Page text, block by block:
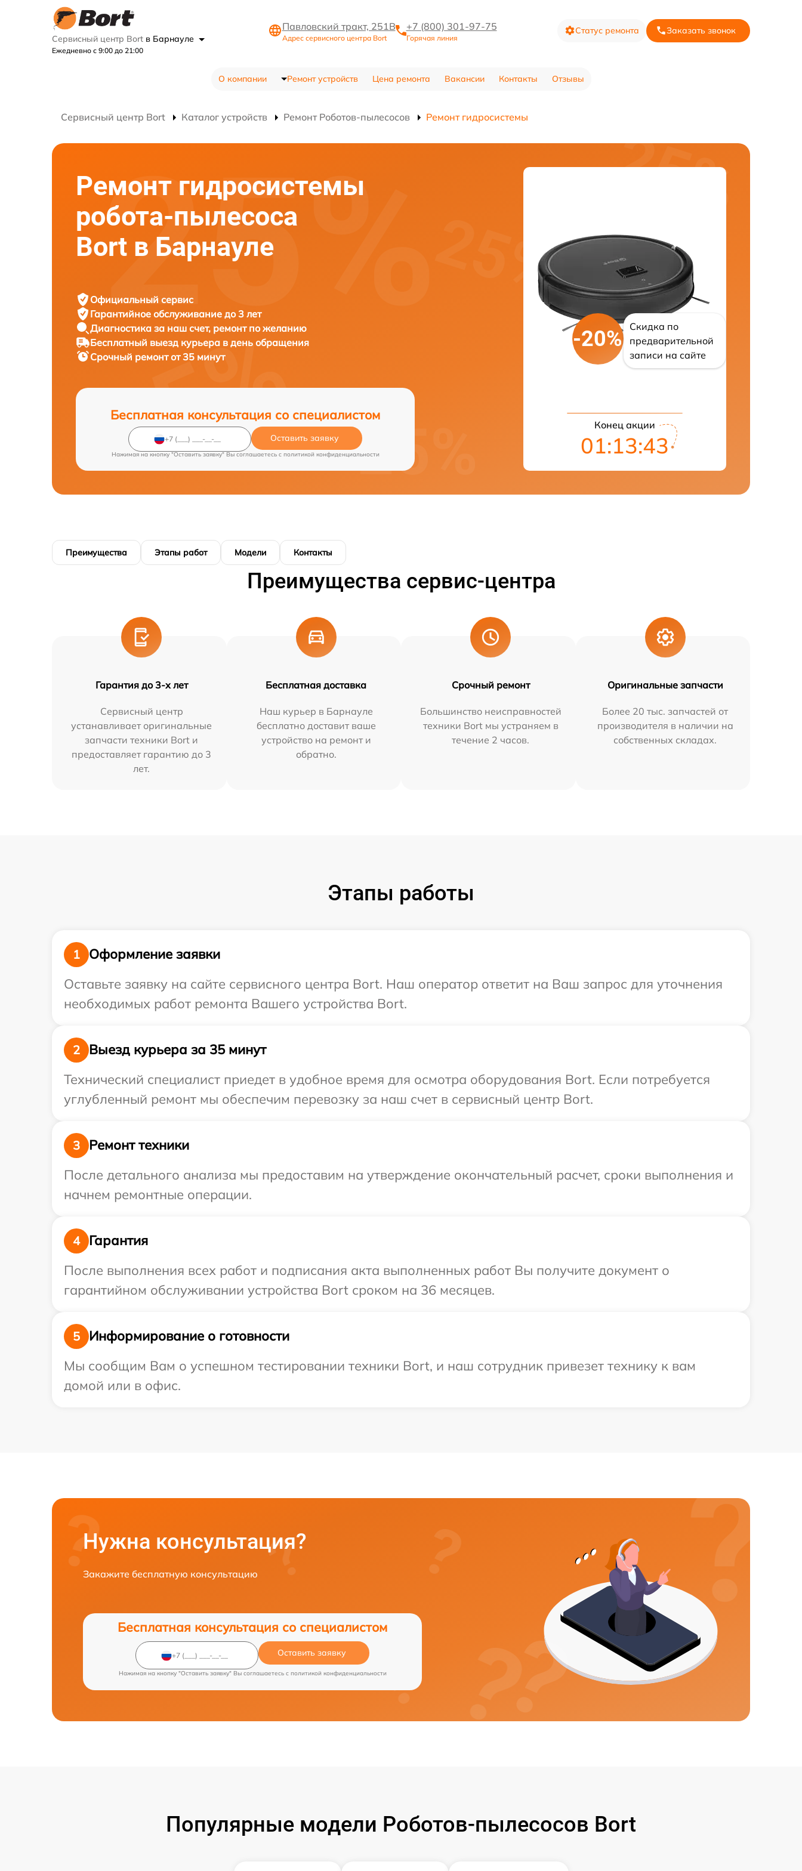
Сервисный центр Bort в Барнауле
Ежедневно с 9:00 до 21:00
Павловский тракт, 251В
Адрес сервисного центра Bort
+7 (800) 301-97-75
Горячая линия
Статус ремонта Заказать звонок
О компании Ремонт устройств Цена ремонта Вакансии Контакты Отзывы
Сервисный центр Bort Каталог устройств Ремонт Роботов-пылесосов Ремонт гидросистемы
Ремонт гидросистемы
робота-пылесоса
Bort в Барнауле
Официальный сервис
Гарантийное обслуживание до 3 лет
Диагностика за наш счет, ремонт по желанию
Бесплатный выезд курьера в день обращения
Срочный ремонтот 35 минут
Бесплатная консультация со специалистом
Оставить заявку
Нажимая на кнопку "Оставить заявку" Вы соглашаетесь c политикой конфиденциальности
-20%
Скидка по
предварительной
записи на сайте
Конец акции
01:13:42
Преимущества Этапы работ Модели Контакты
Преимущества сервис-центра
Гарантия до 3-х лет
Сервисный центр
устанавливает оригинальные
запчасти техники Bort и
предоставляет гарантию до 3
лет.
Бесплатная доставка
Наш курьер в Барнауле
бесплатно доставит ваше
устройство на ремонт и
обратно.
Срочный ремонт
Большинство неисправностей
техники Bort мы устраняем в
течение 2 часов.
Оригинальные запчасти
Более 20 тыс. запчастей от
производителя в наличии на
собственных складах.
Этапы работы
1
Оформление заявки
Оставьте заявку на сайте сервисного центра Bort. Наш оператор ответит на Ваш запрос для уточнения
необходимых работ ремонта Вашего устройства Bort.
2
Выезд курьера за 35 минут
Технический специалист приедет в удобное время для осмотра оборудования Bort. Если потребуется
углубленный ремонт мы обеспечим перевозку за наш счет в сервисный центр Bort.
3
Ремонт техники
После детального анализа мы предоставим на утверждение окончательный расчет, сроки выполнения и
начнем ремонтные операции.
4
Гарантия
После выполнения всех работ и подписания акта выполненных работ Вы получите документ о
гарантийном обслуживании устройства Bort сроком на 36 месяцев.
5
Информирование о готовности
Мы сообщим Вам о успешном тестировании техники Bort, и наш сотрудник привезет технику к вам
домой или в офис.
Нужна консультация?
Закажите бесплатную консультацию
Бесплатная консультация со специалистом
Оставить заявку
Нажимая на кнопку "Оставить заявку" Вы соглашаетесь c политикой конфиденциальности
Популярные модели Роботов-пылесосов Bort